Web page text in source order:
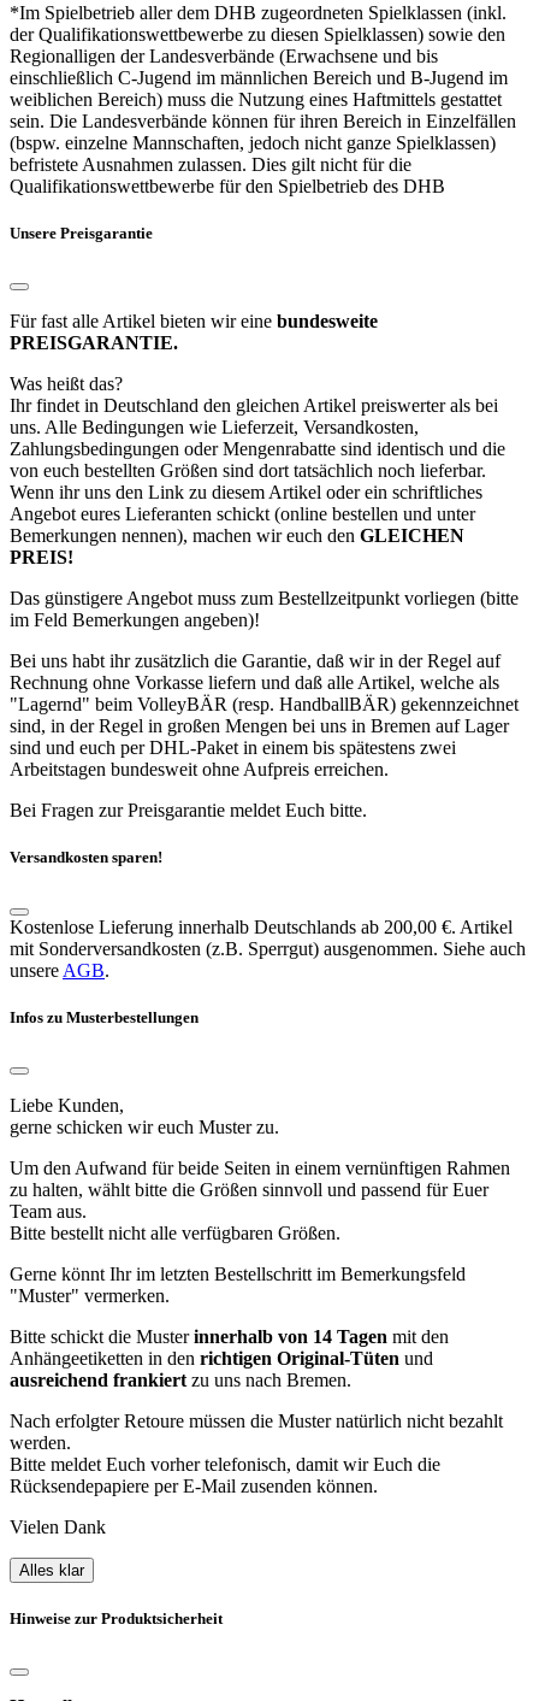
*Im Spielbetrieb aller dem DHB zugeordneten Spielklassen (inkl.
der Qualifikationswettbewerbe zu diesen Spielklassen) sowie den
Regionalligen der Landesverbände (Erwachsene und bis
einschließlich C-Jugend im männlichen Bereich und B-Jugend im
weiblichen Bereich) muss die Nutzung eines Haftmittels gestattet
sein. Die Landesverbände können für ihren Bereich in Einzelfällen
(bspw. einzelne Mannschaften, jedoch nicht ganze Spielklassen)
befristete Ausnahmen zulassen. Dies gilt nicht für die
Qualifikationswettbewerbe für den Spielbetrieb des DHB
Unsere Preisgarantie
Für fast alle Artikel bieten wir eine bundesweite
PREISGARANTIE.
Was heißt das?
Ihr findet in Deutschland den gleichen Artikel preiswerter als bei
uns. Alle Bedingungen wie Lieferzeit, Versandkosten,
Zahlungsbedingungen oder Mengenrabatte sind identisch und die
von euch bestellten Größen sind dort tatsächlich noch lieferbar.
Wenn ihr uns den Link zu diesem Artikel oder ein schriftliches
Angebot eures Lieferanten schickt (online bestellen und unter
Bemerkungen nennen), machen wir euch den GLEICHEN
PREIS!
Das günstigere Angebot muss zum Bestellzeitpunkt vorliegen (bitte
im Feld Bemerkungen angeben)!
Bei uns habt ihr zusätzlich die Garantie, daß wir in der Regel auf
Rechnung ohne Vorkasse liefern und daß alle Artikel, welche als
"Lagernd" beim VolleyBÄR (resp. HandballBÄR) gekennzeichnet
sind, in der Regel in großen Mengen bei uns in Bremen auf Lager
sind und euch per DHL-Paket in einem bis spätestens zwei
Arbeitstagen bundesweit ohne Aufpreis erreichen.
Bei Fragen zur Preisgarantie meldet Euch bitte.
Versandkosten sparen!
Kostenlose Lieferung innerhalb Deutschlands ab 200,00 €. Artikel
mit Sonderversandkosten (z.B. Sperrgut) ausgenommen. Siehe auch
unsere AGB.
Infos zu Musterbestellungen
Liebe Kunden,
gerne schicken wir euch Muster zu.
Um den Aufwand für beide Seiten in einem vernünftigen Rahmen
zu halten, wählt bitte die Größen sinnvoll und passend für Euer
Team aus.
Bitte bestellt nicht alle verfügbaren Größen.
Gerne könnt Ihr im letzten Bestellschritt im Bemerkungsfeld
"Muster" vermerken.
Bitte schickt die Musterinnerhalb von 14 Tagen mit den
Anhängeetiketten in den richtigen Original-Tüten und
ausreichend frankiert zu uns nach Bremen.
Nach erfolgter Retoure müssen die Muster natürlich nicht bezahlt
werden.
Bitte meldet Euch vorher telefonisch, damit wir Euch die
Rücksendepapiere per E-Mail zusenden können.
Vielen Dank
Alles klar
Hinweise zur Produktsicherheit